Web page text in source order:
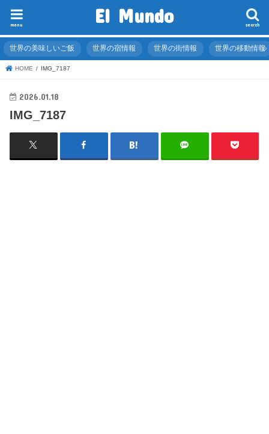
El Mundo search
menu
世界の美味しいご飯 世界の宿情報 世界の街情報 世界の移動情報
HOME IMG_7187
2026.01.18
IMG_7187